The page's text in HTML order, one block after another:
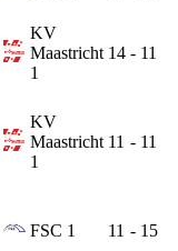
KV
Maastricht
1
14 - 11
KV
Maastricht
1
11 - 11
FSC 1 11 - 15